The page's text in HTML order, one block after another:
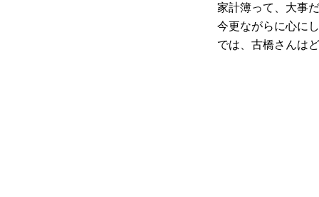
家計簿って、大事
今更ながらに心に
では、古橋さんは